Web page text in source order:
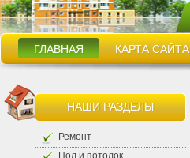
ГЛАВНАЯ КАРТА САЙТА
НАШИ РАЗДЕЛЫ
Ремонт
Пол и потолок